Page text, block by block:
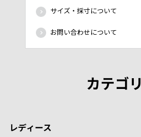
サイズ・採寸について
お問い合わせについて
カテゴリ
レディース